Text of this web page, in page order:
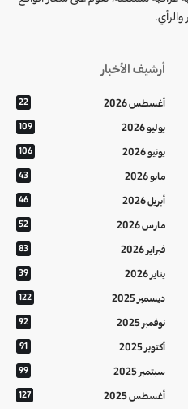
أرشيف الأخبار
أغسطس 2026 22
يوليو 2026 109
يونيو 2026 106
مايو 2026 43
أبريل 2026 46
مارس 2026 52
فبراير 2026 83
يناير 2026 39
ديسمبر 2025 122
نوفمبر 2025 92
أكتوبر 2025 91
سبتمبر 2025 99
أغسطس 2025 127